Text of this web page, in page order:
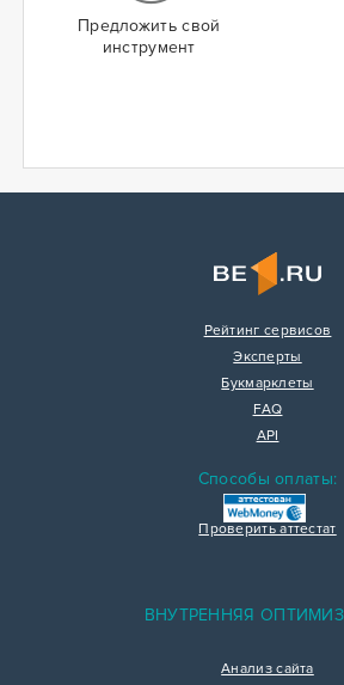
Предложить свой
инструмент
Рейтинг сервисов
Эксперты
Букмарклеты
FAQ
API
Способы оплаты:
Проверить аттестат
ВНУТРЕННЯЯ
Анализ сайта